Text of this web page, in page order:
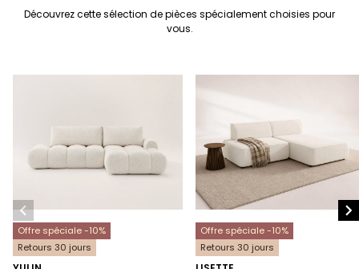
Découvrez cette sélection de pièces spécialement choisies pour
vous.
Offre spéciale -10%
Retours 30 jours
Offre spéciale -10%
Retours 30 jours
 